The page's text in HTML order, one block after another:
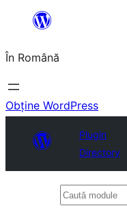
conținut
În Română
Obține WordPress
Plugin
Directory
Caută